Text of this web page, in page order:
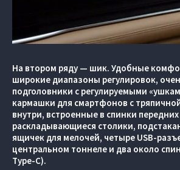
На втором ряду — шик. Удобные
широкие диапазоны регулировок,
подголовники с регулируемыми
кармашки для смартфонов с
внутри, встроенные в спинки
раскладывающиеся столики,
ящичек для мелочей, четыре USB-
центральном тоннеле и два около
Type-C).